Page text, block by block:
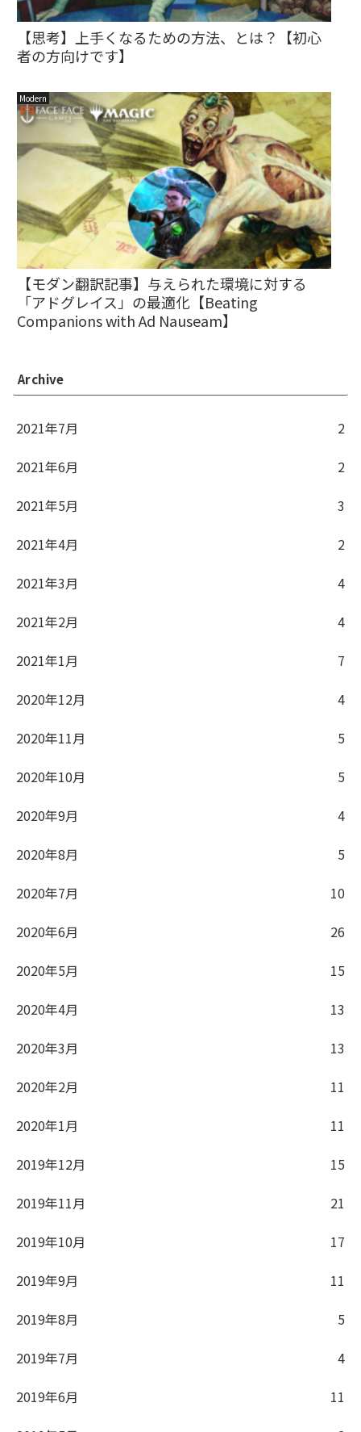
【思考】上手くなるための方法、とは？【初心
者の方向けです】
Modern
【モダン翻訳記事】与えられた環境に対する
「アドグレイス」の最適化【Beating
Companions with Ad Nauseam】
Archive
2021年7月
2
2021年6月
2
2021年5月
3
2021年4月
2
2021年3月
4
2021年2月
4
2021年1月
7
2020年12月
4
2020年11月
5
2020年10月
5
2020年9月
4
2020年8月
5
2020年7月
10
2020年6月
26
2020年5月
15
2020年4月
13
2020年3月
13
2020年2月
11
2020年1月
11
2019年12月
15
2019年11月
21
2019年10月
17
2019年9月
11
2019年8月
5
2019年7月
4
2019年6月
11